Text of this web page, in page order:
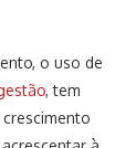
o uso de
, tem